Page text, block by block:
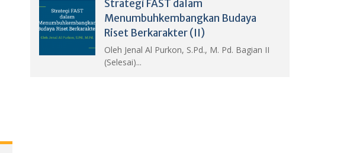
Strategi FAST dalam
Menumbuhkembangkan Budaya
Riset Berkarakter (II)
Oleh Jenal Al Purkon, S.Pd., M. Pd. Bagian II
(Selesai)...